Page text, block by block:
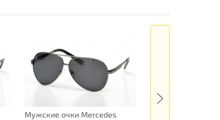
Мужские очки Mercedes